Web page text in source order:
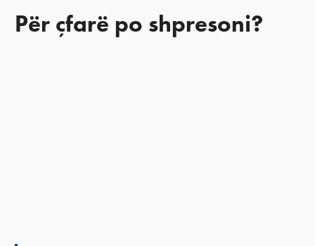
Për çfarë po shpresoni?